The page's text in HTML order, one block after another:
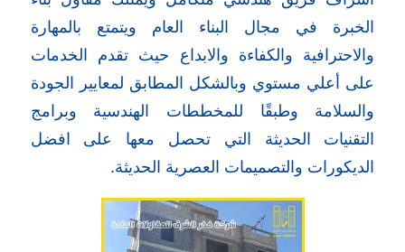
الخبرة في مجال البناء العام ويتمتع بالمهارة
والاحترافية والكفاءة والابداع حيث تقدم الخدمات
على أعلي مستوي وبالشكل المطابق لمعايير الجودة
والسلامة وطبقًا للمخططات الهندسية وبرامج
التقنيات الحديثة التي تحصل معها على افضل
الديكورات والتصميمات العصرية الحديثة.